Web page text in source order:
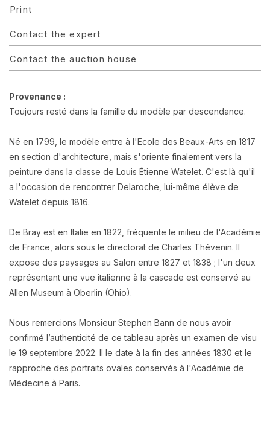
Print
Contact the expert
Contact the auction house
Provenance :
Toujours resté dans la famille du modèle par descendance.
Né en 1799, le modèle entre à l'Ecole des Beaux-Arts en 1817
en section d'architecture, mais s'oriente finalement vers la
peinture dans la classe de Louis Étienne Watelet. C'est là qu'il
a l'occasion de rencontrer Delaroche, lui-même élève de
Watelet depuis 1816.
De Bray est en Italie en 1822, fréquente le milieu de l'Académie
de France, alors sous le directorat de Charles Thévenin. Il
expose des paysages au Salon entre 1827 et 1838 ; l'un deux
représentant une vue italienne à la cascade est conservé au
Allen Museum à Oberlin (Ohio).
Nous remercions Monsieur Stephen Bann de nous avoir
confirmé l’authenticité de ce tableau après un examen de visu
le 19 septembre 2022. Il le date à la fin des années 1830 et le
rapproche des portraits ovales conservés à l'Académie de
Médecine à Paris.